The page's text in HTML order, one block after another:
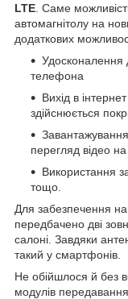
LTE . Саме
автомагнітолу на
додаткових
Удосконалення
телефона
Вихід в
здійснюється
перегляд відео на
Використання
тощо.
Для забезпечення
передбачено дві
салоні. Завдяки
такий у смартфонів.
Не обійшлося й без
модулів